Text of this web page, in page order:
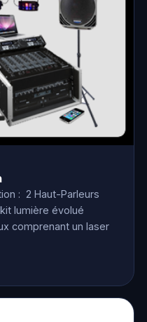
: 2 Haut-Parleurs
lumière évolué
comprenant un laser